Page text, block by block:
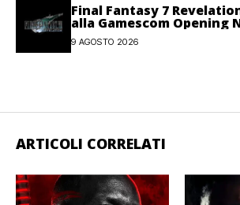
Final Fantasy 7
alla Gamescom Opening
9 AGOSTO 2026
ARTICOLI CORRELATI